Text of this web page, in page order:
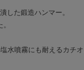
した鍛造ハンマー。
水噴霧にも耐えるカチオ